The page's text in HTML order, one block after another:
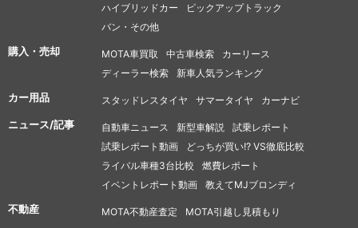
ハイブリッドカー
ピックアップトラック
バン・その他
購入・売却 MOTA車買取 中古車検索
カーリース
ディーラー検索
新車人気ランキング
カー用品 スタッドレスタイヤ サマータイヤ カーナビ
ニュース/記事 自動車ニュース 新型車解説
試乗レポート
試乗レポート動画
どっちが買い!? VS徹底比較
ライバル車種3台比較
燃費レポート
イベントレポート動画
教えてMJブロンディ
不動産 MOTA不動産査定 MOTA引越し見積もり